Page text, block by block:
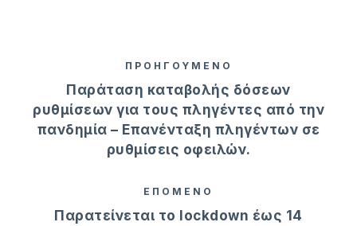
ΠΡΟΗΓΟΥΜΕΝΟ
Παράταση καταβολής δόσεων
ρυθμίσεων για τους πληγέντες από την
πανδημία – Επανένταξη πληγέντων σε
ρυθμίσεις οφειλών.
ΕΠΟΜΕΝΟ
Παρατείνεται το lockdown έως 14